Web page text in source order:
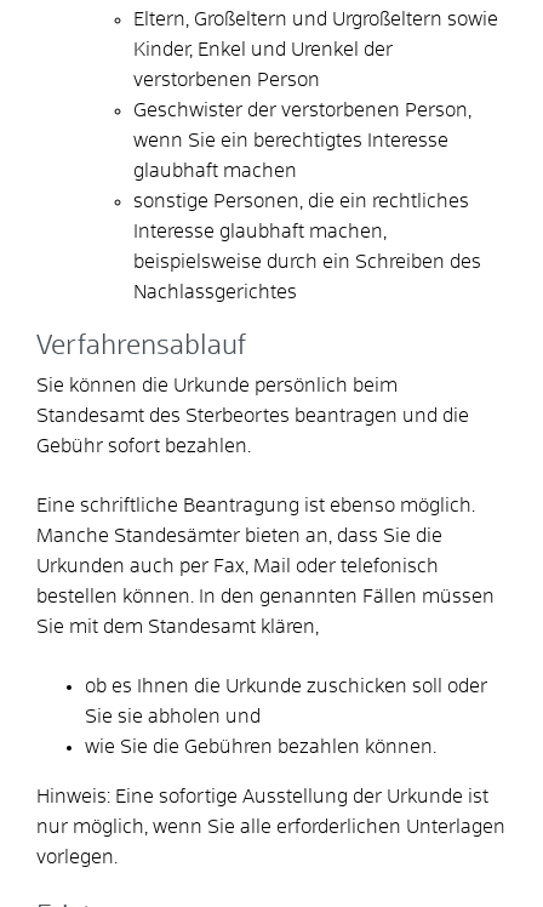
Eltern, Großeltern und Urgroßeltern sowie
Kinder, Enkel und Urenkel der
verstorbenen Person
Geschwister der verstorbenen Person,
wenn Sie ein berechtigtes Interesse
glaubhaft machen
sonstige Personen, die ein rechtliches
Interesse glaubhaft machen
beispielsweise durch ein Schreiben des
Nachlassgerichtes
Verfahrensablauf
Sie können die Urkunde persönlich beim
Standesamt des Sterbeortes beantragen und die
Gebühr sofort bezahlen.
Eine schriftliche Beantragung ist ebenso möglich.
Manche Standesämter bieten an, dass Sie die
Urkunden auch per Fax, Mail oder telefonisch
bestellen können. In den genannten Fällen müssen
Sie mit dem Standesamt klären,
ob es Ihnen die Urkunde zuschicken soll oder
Sie sie abholen und
wie Sie die Gebühren bezahlen können.
Hinweis: Eine sofortige Ausstellung der Urkunde ist
nur möglich, wenn Sie alle erforderlichen Unterlagen
vorlegen.